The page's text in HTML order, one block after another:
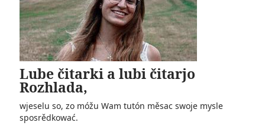
Lube čitarki a lubi čitarjo
Rozhlada,
wjeselu so, zo móžu Wam tutón měsac swoje mysle
sposrědkować.